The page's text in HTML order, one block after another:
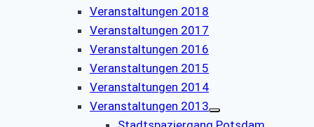
Veranstaltungen 2018
Veranstaltungen 2017
Veranstaltungen 2016
Veranstaltungen 2015
Veranstaltungen 2014
Veranstaltungen 2013